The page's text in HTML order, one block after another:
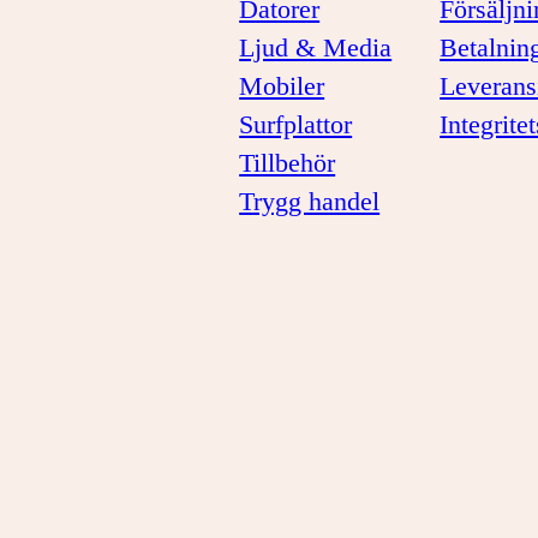
Datorer
Ljud & Media
Mobiler
Surfplattor
Tillbehör
Trygg handel